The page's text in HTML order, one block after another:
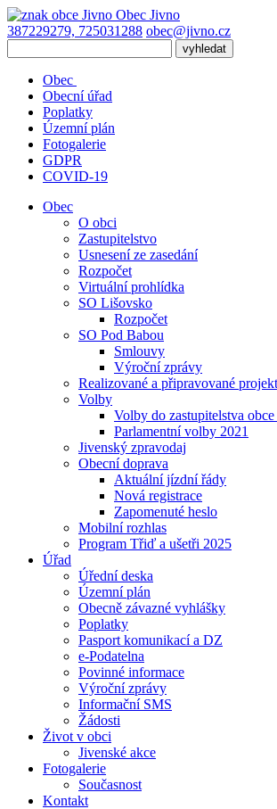
Obec Jivno
387229279, 725031288 obec@jivno.cz
Obec
Obecní úřad
Poplatky
Územní plán
Fotogalerie
GDPR
COVID-19
Obec
O obci
Zastupitelstvo
Usnesení ze zasedání
Rozpočet
Virtuální prohlídka
SO Lišovsko
Rozpočet
SO Pod Babou
Smlouvy
Výroční zprávy
Realizované a připravované
Volby
Volby do zastupitelstva obce
Parlamentní volby 2021
Jivenský zpravodaj
Obecní doprava
Aktuální jízdní řády
Nová registrace
Zapomenuté heslo
Mobilní rozhlas
Program Třiď a ušetři 2025
Úřad
Úřední deska
Územní plán
Obecně závazné vyhlášky
Poplatky
Pasport komunikací a DZ
e-Podatelna
Povinné informace
Výroční zprávy
Informační SMS
Žádosti
Život v obci
Jivenské akce
Fotogalerie
Současnost
Kontakt